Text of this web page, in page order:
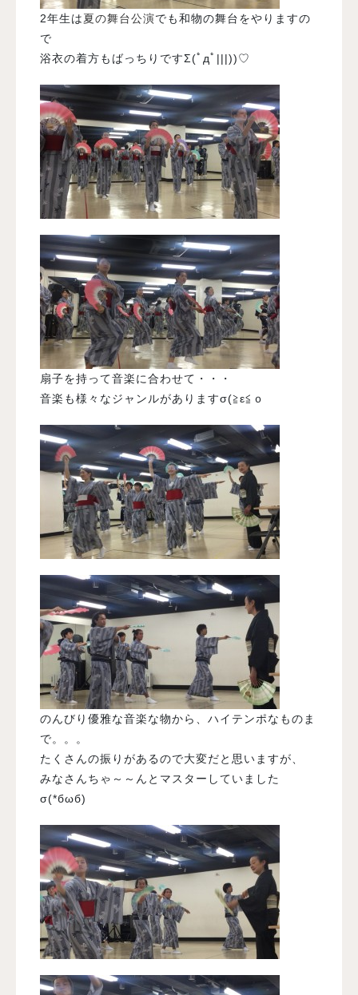
2年生は夏の舞台公演でも和物の舞台をやりますの
で
浴衣の着方もばっちりですΣ(ﾟдﾟ|||))♡
扇子を持って音楽に合わせて・・・
音楽も様々なジャンルがありますσ(≧ε≦ｏ
のんびり優雅な音楽な物から、ハイテンポなものま
で。。。
たくさんの振りがあるので大変だと思いますが、
みなさんちゃ～～んとマスターしていました
σ(*бωб)